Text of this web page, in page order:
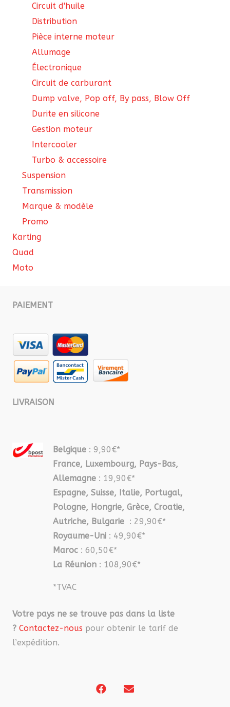
Circuit d'huile
Distribution
Pièce interne moteur
Allumage
Électronique
Circuit de carburant
Dump valve, Pop off, By pass, Blow Off
Durite en silicone
Gestion moteur
Intercooler
Turbo & accessoire
Suspension
Transmission
Marque & modèle
Promo
Karting
Quad
Moto
PAIEMENT
LIVRAISON
Belgique : 9,90€*
France, Luxembourg, Pays-Bas,
Allemagne : 19,90€*
Espagne, Suisse, Italie, Portugal,
Pologne, Hongrie, Grèce, Croatie,
Autriche, Bulgarie : 29,90€*
Royaume-Uni : 49,90€*
Maroc : 60,50€*
La Réunion : 108,90€*
*TVAC
Votre pays ne se trouve pas dans la liste
? Contactez-nous pour obtenir le tarif de
l’expédition.